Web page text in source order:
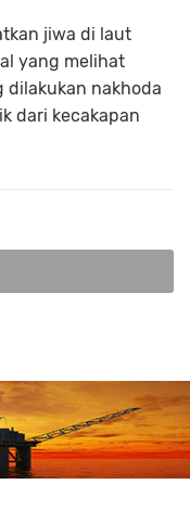
jiwa di laut
yang melihat
dilakukan nakhoda
dari kecakapan